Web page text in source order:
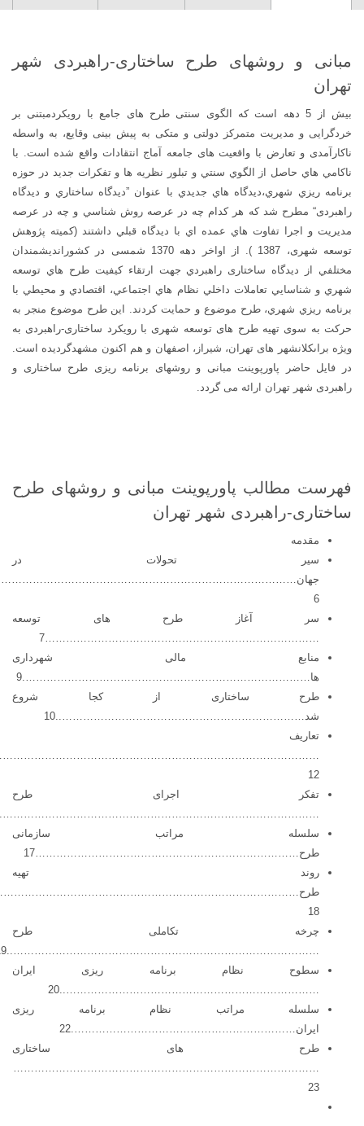
مبانی و روشهای طرح ساختاری-راهبردی شهر
تهران
بيش از 5 دهه است كه الگوى سنتى طرح هاى جامع با رويكردمبتنى بر
خردگرايى و مديريت متمركز دولتى و متكى به پيش بينی وقايع، به واسطه
ناكارآمدى و تعارض با واقعيت هاى جامعه آماج انتقادات واقع شده است. با
ناكامي هاي حاصل از الگوي سنتي و تبلور نظريه ها و تفكرات جديد در حوزه
برنامه ريزي شهري،ديدگاه هاي جديدي با عنوان ”ديدگاه ساختاري و ديدگاه
راهبردى“ مطرح شد كه هر كدام چه در عرصه روش شناسي و چه در عرصه
مديريت و اجرا تفاوت هاي عمده اي با ديدگاه قبلي داشتند (كميته پژوهش
توسعه شهرى، 1387 ). از اواخر دهه 1370 شمسى در كشورانديشمندان
مختلفي از ديدگاه ساختارى راهبردي جهت ارتقاء كيفيت طرح هاي توسعه
شهري و شناسايي تعاملات داخلي نظام هاي اجتماعي، اقتصادي و محيطي با
برنامه ريزي شهري، طرح موضوع و حمايت كردند. اين طرح موضوع منجر به
حركت به سوى تهيه طرح هاى توسعه شهرى با رويكرد ساختارى-راهبردى به
ويژه براىكلانشهر هاى تهران، شيراز، اصفهان و هم اكنون مشهدگردیده است.
در فایل حاضر پاورپوینت مبانی و روشهای برنامه ریزی طرح ساختاری و
راهبردی شهر تهران ارائه می گردد.
فهرست مطالب پاورپوینت مبانی و روشهای طرح
ساختاری-راهبردی شهر تهران
مقدمه
سیر تحولات در
6
سر آغاز طرح های توسعه
……………………………………………………………………7
منابع مالی شهرداری
ها……………………………………………………………………….9
طرح ساختاری از کجا شروع
شد……………………………………………………………..10
تعاریف
12
تفکر اجرای طرح
سلسله مراتب سازمانی
طرح…………………………………………………………………17
روند تهیه
18
چرخه تکاملی طرح
……………………………………………………………………………..19
سطوح نظام برنامه ریزی ایران
………………………………………………………………..20
سلسله مراتب نظام برنامه ریزی
ایران……………………………………………………….22
طرح های ساختاری
……………………………………………………………………………
23